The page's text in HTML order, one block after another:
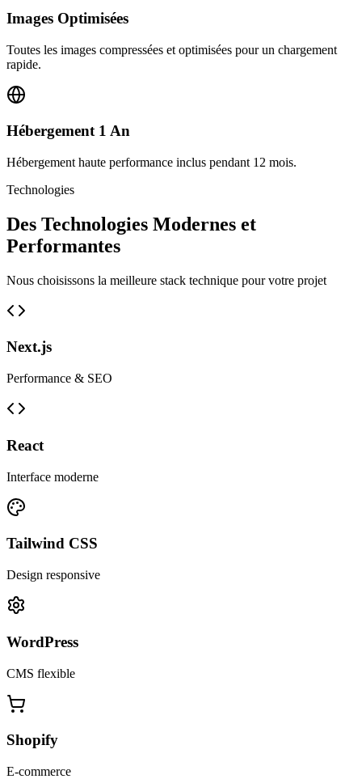
Images Optimisées
Toutes les images compressées et optimisées pour un chargement
rapide.
Hébergement 1 An
Hébergement haute performance inclus pendant 12 mois.
Technologies
Des Technologies Modernes et
Performantes
Nous choisissons la meilleure stack technique pour votre projet
Next.js
Performance & SEO
React
Interface moderne
Tailwind CSS
Design responsive
WordPress
CMS flexible
Shopify
E-commerce